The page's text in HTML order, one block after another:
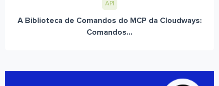
API
A Biblioteca de Comandos do MCP da Cloudways:
Comandos...